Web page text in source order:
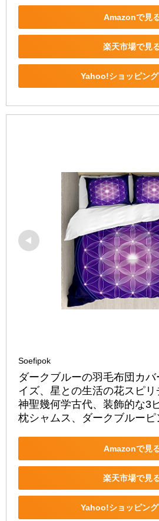
Amazonで見
楽天市場で見
Yahoo!ショッピン
Soefipok
ダークブルーの羽毛布団カ
イズ、星との生活の花スピ
神聖幾何学古代、装飾的な3
枕シャムス、ダークブルー
Amazonで見
楽天市場で見
Yahoo!ショッピン